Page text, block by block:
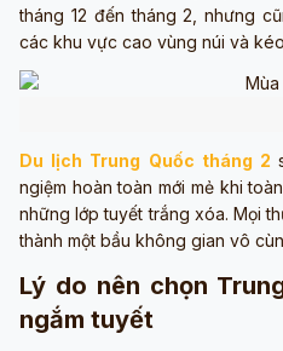
tháng 12 đến tháng 2, nhưng
các khu vực cao vùng núi và
Du lịch Trung Quốc tháng 2
ngiệm hoàn toàn mới mẻ khi
những lớp tuyết trắng xóa. Mọi
thành một bầu không gian vô
Lý do nên chọn
ngắm tuyết